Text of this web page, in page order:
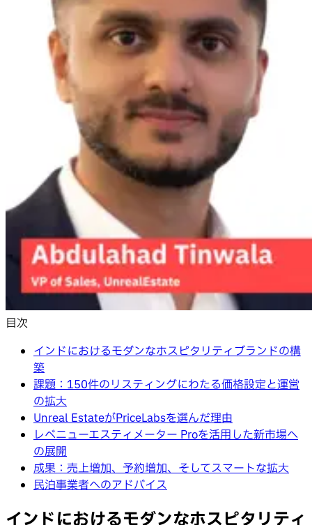
目次
インドにおけるモダンなホスピタリティブランドの構
築
課題：150件のリスティングにわたる価格設定と運営
の拡大
Unreal EstateがPriceLabsを選んだ理由
レベニューエスティメーター Proを活用した新市場へ
の展開
成果：売上増加、予約増加、そしてスマートな拡大
民泊事業者へのアドバイス
インドにおけるモダンなホスピタリティ